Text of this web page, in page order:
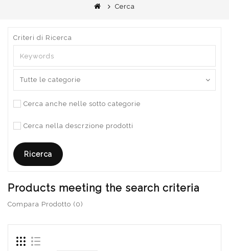
Cerca
Criteri di Ricerca
Cerca anche nelle sotto categorie
Cerca nella descrzione prodotti
Products meeting the search criteria
Compara Prodotto (0)